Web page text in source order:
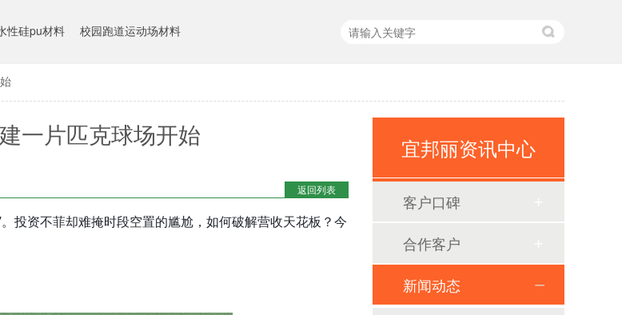
性硅pu材料 校园跑道运动场材料
一片匹克球场开始
返回列表
。投资不菲却难掩时段空置的尴尬，如何破解营收天花板？今
宜邦丽资讯中心
客户口碑
合作客户
新闻动态